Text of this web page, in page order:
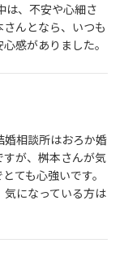
は、不安や心細さ
んとなら、いつも
感がありました。
婚相談所はおろか婚
が、桝本さんが気
ても心強いです。
気になっている方は